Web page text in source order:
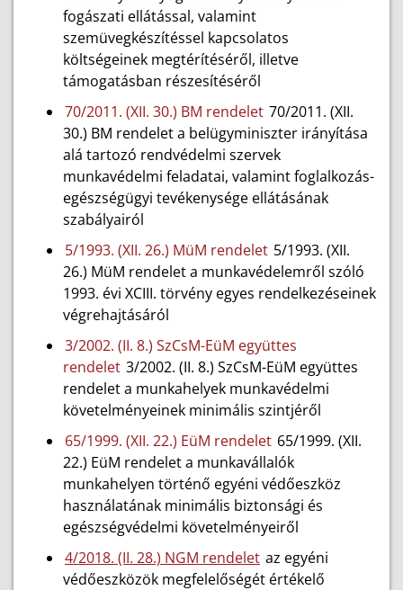
fogászati ellátással, valamint
szemüvegkészítéssel kapcsolatos
költségeinek megtérítéséről, illetve
támogatásban részesítéséről
70/2011. (XII. 30.) BM rendelet 70/2011. (XII.
30.) BM rendelet a belügyminiszter irányítása
alá tartozó rendvédelmi szervek
munkavédelmi feladatai, valamint foglalkozás-
egészségügyi tevékenysége ellátásának
szabályairól
5/1993. (XII. 26.) MüM rendelet 5/1993. (XII.
26.) MüM rendelet a munkavédelemről szóló
1993. évi XCIII. törvény egyes rendelkezéseinek
végrehajtásáról
3/2002. (II. 8.) SzCsM-EüM együttes
rendelet 3/2002. (II. 8.) SzCsM-EüM együttes
rendelet a munkahelyek munkavédelmi
követelményeinek minimális szintjéről
65/1999. (XII. 22.) EüM rendelet 65/1999. (XII.
22.) EüM rendelet a munkavállalók
munkahelyen történő egyéni védőeszköz
használatának minimális biztonsági és
egészségvédelmi követelményeiről
4/2018. (II. 28.) NGM rendelet az egyéni
védőeszközök megfelelőségét értékelő